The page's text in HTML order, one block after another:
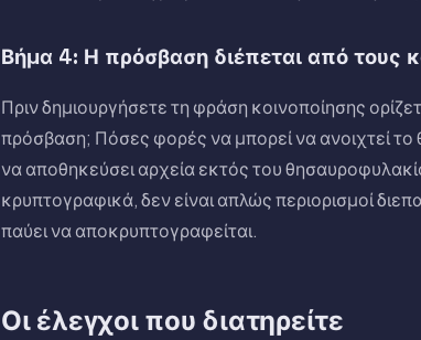
Βήμα 4: Η πρόσβαση διέπεται από τους
Πριν δημιουργήσετε τη φράση κοινοποίησης
πρόσβαση; Πόσες φορές να μπορεί να ανοιχτεί
να αποθηκεύσει αρχεία εκτός του
κρυπτογραφικά, δεν είναι απλώς περιορισμοί
παύει να αποκρυπτογραφείται.
Οι έλεγχοι που διατηρείτε